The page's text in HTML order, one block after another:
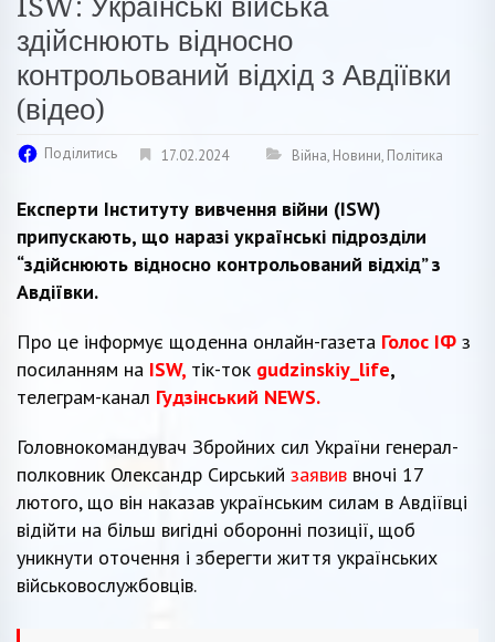
здійснюють відносно
контрольований відхід з Авдіївки
(відео)
Поділитись 17.02.2024 Війна, Новини, Політика
Експерти Інституту вивчення війни (ISW)
припускають, що наразі українські підрозділи
“здійснюють відносно контрольований відхід” з
Авдіївки.
Про це інформує щоденна онлайн-газета Голос ІФ з
посиланням на ISW, тік-ток gudzinskiy_life,
телеграм-канал Гудзінський NEWS.
Головнокомандувач Збройних сил України генерал-
полковник Олександр Сирський заявив вночі 17
лютого, що він наказав українським силам в Авдіївці
відійти на більш вигідні оборонні позиції, щоб
уникнути оточення і зберегти життя українських
військовослужбовців.